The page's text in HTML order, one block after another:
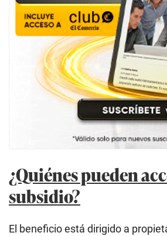
¿Quiénes pueden
subsidio?
El beneficio está dirigido a